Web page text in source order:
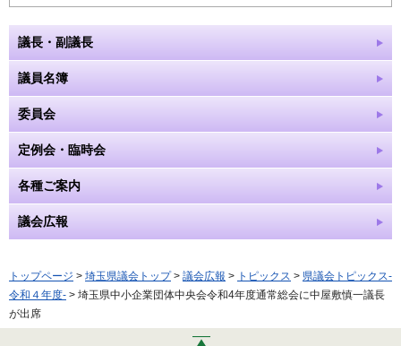
議長・副議長
議員名簿
委員会
定例会・臨時会
各種ご案内
議会広報
トップページ > 埼玉県議会トップ> 議会広報 > トピックス > 県議会トピックス-
令和４年度- > 埼玉県中小企業団体中央会令和4年度通常総会に中屋敷慎一議長
が出席